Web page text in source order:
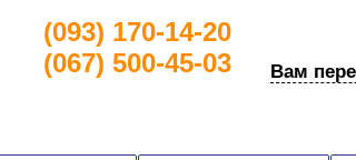
(093) 170-14-20
(067) 500-45-03
Вам